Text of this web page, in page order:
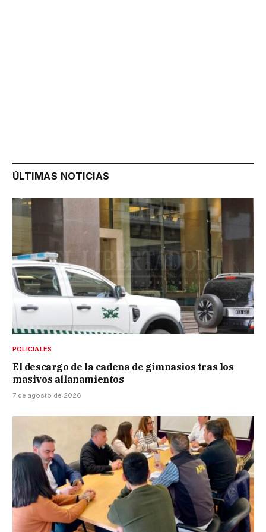
ÚLTIMAS NOTICIAS
POLICIALES
El descargo de la cadena de gimnasios tras los
masivos allanamientos
7 de agosto de 2026